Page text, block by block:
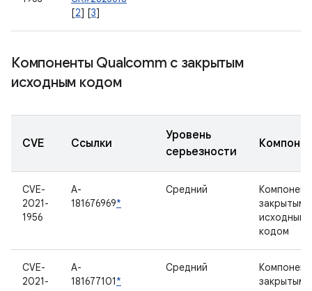
[2] [3]
Компоненты Qualcomm с закрытым
исходным кодом
CVE Ссылки
Уровень
серьезности
CVE-
2021-
1956
A-
181676969*
Средний
закрытым
исходным
кодом
CVE-
2021-
A-
181677101*
Средний
закрытым